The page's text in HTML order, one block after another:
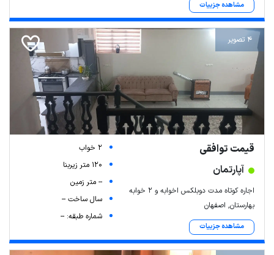
مشاهده جزییات
4 تصویر
قیمت توافقی
آپارتمان
اجاره کوتاه مدت دوبلکس اخوابه و ۲ خوابه
بهارستان, اصفهان
مشاهده جزییات
2 خواب
120 متر زیربنا
-- متر زمین
سال ساخت --
شماره طبقه: --